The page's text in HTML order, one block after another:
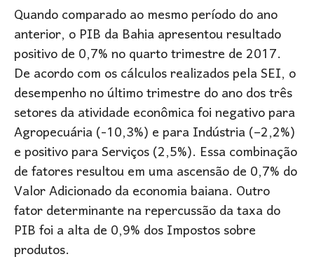
Quando comparado ao mesmo período do ano
anterior, o PIB da Bahia apresentou resultado
positivo de 0,7% no quarto trimestre de 2017.
De acordo com os cálculos realizados pela SEI, o
desempenho no último trimestre do ano dos três
setores da atividade econômica foi negativo para
Agropecuária (-10,3%) e para Indústria (–2,2%)
e positivo para Serviços (2,5%). Essa combinação
de fatores resultou em uma ascensão de 0,7% do
Valor Adicionado da economia baiana. Outro
fator determinante na repercussão da taxa do
PIB foi a alta de 0,9% dos Impostos sobre
produtos.